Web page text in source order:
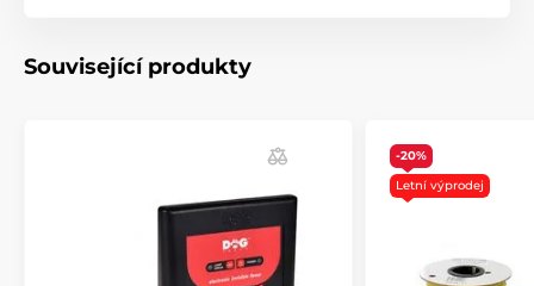
Související produkty
-20%
Letní výprodej